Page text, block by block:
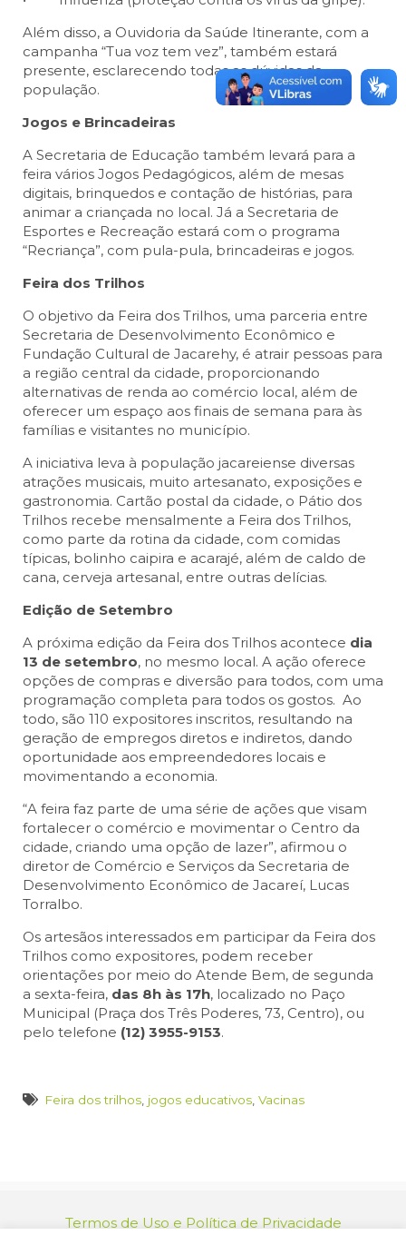
Além disso, a Ouvidoria da Saúde Itinerante, com a
campanha “Tua voz tem vez”, também estará
presente, esclarecendo todas as dúvidas da
população.
Jogos e Brincadeiras
A Secretaria de Educação também levará para a
feira vários Jogos Pedagógicos, além de mesas
digitais, brinquedos e contação de histórias, para
animar a criançada no local. Já a Secretaria de
Esportes e Recreação estará com o programa
“Recriança”, com pula-pula, brincadeiras e jogos.
Feira dos Trilhos
O objetivo da Feira dos Trilhos, uma parceria entre
Secretaria de Desenvolvimento Econômico e
Fundação Cultural de Jacarehy, é atrair pessoas para
a região central da cidade, proporcionando
alternativas de renda ao comércio local, além de
oferecer um espaço aos finais de semana para às
famílias e visitantes no município.
A iniciativa leva à população jacareiense diversas
atrações musicais, muito artesanato, exposições e
gastronomia. Cartão postal da cidade, o Pátio dos
Trilhos recebe mensalmente a Feira dos Trilhos,
como parte da rotina da cidade, com comidas
típicas, bolinho caipira e acarajé, além de caldo de
cana, cerveja artesanal, entre outras delícias.
Edição de Setembro
A próxima edição da Feira dos Trilhos acontece dia
13 de setembro, no mesmo local. A ação oferece
opções de compras e diversão para todos, com uma
programação completa para todos os gostos. Ao
todo, são 110 expositores inscritos, resultando na
geração de empregos diretos e indiretos, dando
oportunidade aos empreendedores locais e
movimentando a economia.
“A feira faz parte de uma série de ações que visam
fortalecer o comércio e movimentar o Centro da
cidade, criando uma opção de lazer”, afirmou o
diretor de Comércio e Serviços da Secretaria de
Desenvolvimento Econômico de Jacareí, Lucas
Torralbo.
Os artesãos interessados em participar da Feira dos
Trilhos como expositores, podem receber
orientações por meio do Atende Bem, de segunda
a sexta-feira, das 8h às 17h, localizado no Paço
Municipal (Praça dos Três Poderes, 73, Centro), ou
pelo telefone (12) 3955-9153.
Feira dos trilhos jogos educativos Vacinas
Termos de Uso e Política de Privacidade